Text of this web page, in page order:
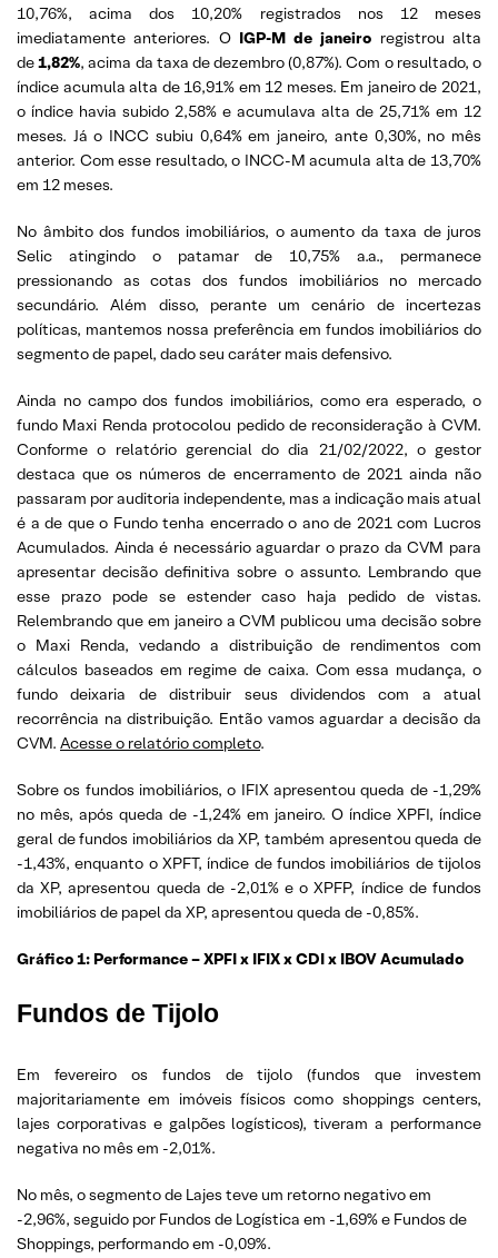
10,76%, acima dos 10,20% registrados nos 12 meses
imediatamente anteriores. O IGP-M de janeiro registrou alta
de1,82%, acima da taxa de dezembro (0,87%). Com o resultado, o
índice acumula alta de 16,91% em 12 meses. Em janeiro de 2021,
o índice havia subido 2,58% e acumulava alta de 25,71% em 12
meses. Já o INCC subiu 0,64% em janeiro, ante 0,30%, no mês
anterior. Com esse resultado, o INCC-M acumula alta de 13,70%
em 12 meses.
No âmbito dos fundos imobiliários, o aumento da taxa de juros
Selic atingindo o patamar de 10,75% a.a., permanece
pressionando as cotas dos fundos imobiliários no mercado
secundário. Além disso, perante um cenário de incertezas
políticas, mantemos nossa preferência em fundos imobiliários do
segmento de papel, dado seu caráter mais defensivo.
Ainda no campo dos fundos imobiliários, como era esperado, o
fundo Maxi Renda protocolou pedido de reconsideração à CVM.
Conforme o relatório gerencial do dia 21/02/2022, o gestor
destaca que os números de encerramento de 2021 ainda não
passaram por auditoria independente, mas a indicação mais atual
é a de que o Fundo tenha encerrado o ano de 2021 com Lucros
Acumulados. Ainda é necessário aguardar o prazo da CVM para
apresentar decisão definitiva sobre o assunto. Lembrando que
esse prazo pode se estender caso haja pedido de vistas.
Relembrando que em janeiro a CVM publicou uma decisão sobre
o Maxi Renda, vedando a distribuição de rendimentos com
cálculos baseados em regime de caixa. Com essa mudança, o
fundo deixaria de distribuir seus dividendos com a atual
recorrência na distribuição. Então vamos aguardar a decisão da
CVM. Acesse o relatório completo.
Sobre os fundos imobiliários, o IFIX apresentou queda de -1,29%
no mês, após queda de -1,24% em janeiro. O índice XPFI, índice
geral de fundos imobiliários da XP, também apresentou queda de
-1,43%, enquanto o XPFT, índice de fundos imobiliários de tijolos
da XP, apresentou queda de -2,01% e o XPFP, índice de fundos
imobiliários de papel da XP, apresentou queda de -0,85%.
Gráfico 1: Performance – XPFI x IFIX x CDI x IBOV Acumulado
Fundos de Tijolo
Em fevereiro os fundos de tijolo (fundos que investem
majoritariamente em imóveis físicos como shoppings centers,
lajes corporativas e galpões logísticos), tiveram a performance
negativa no mês em -2,01%.
No mês, o segmento de Lajes teve um retorno negativo em
-2,96%, seguido por Fundos de Logística em -1,69% e Fundos de
Shoppings, performando em -0,09%.